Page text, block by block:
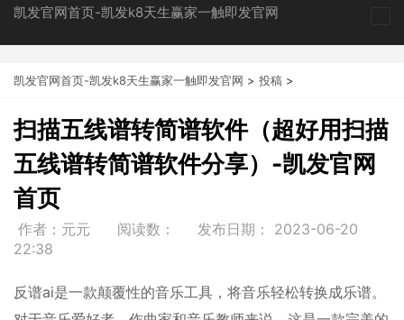
凯发官网首页-凯发k8天生赢家一触即发官网
凯发官网首页-凯发k8天生赢家一触即发官网 > 投稿 >
扫描五线谱转简谱软件（超好用扫描
五线谱转简谱软件分享）-凯发官网
首页
作者：元元 阅读数： 发布日期： 2023-06-20
22:38
反谱ai是一款颠覆性的音乐工具，将音乐轻松转换成乐谱。